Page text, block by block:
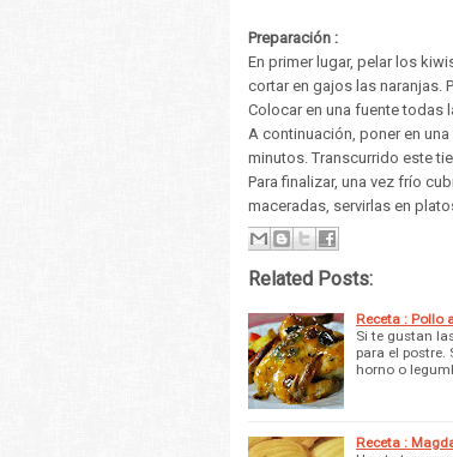
Preparación :
En primer lugar, pelar los
cortar en gajos las naranjas.
Colocar en una fuente todas
A continuación, poner en
minutos. Transcurrido este
Para finalizar, una vez frío
maceradas, servirlas en
Related Posts:
Receta : Pollo
Si te gustan
para el
horno o
Receta :